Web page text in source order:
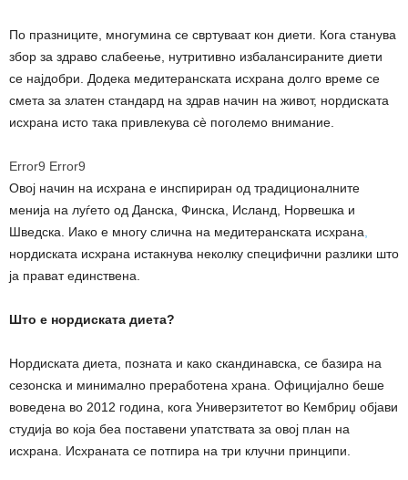
По празниците, многумина се свртуваат кон диети. Кога станува
збор за здраво слабеење, нутритивно избалансираните диети
се најдобри. Додека медитеранската исхрана долго време се
смета за златен стандард на здрав начин на живот, нордиската
исхрана исто така привлекува сè поголемо внимание.
Error9 Error9
Овој начин на исхрана е инспириран од традиционалните
менија на луѓето од Данска, Финска, Исланд, Норвешка и
Шведска. Иако е многу слична на медитеранската исхрана,
нордиската исхрана истакнува неколку специфични разлики што
ја прават единствена.
Што е нордиската диета?
Нордиската диета, позната и како скандинавска, се базира на
сезонска и минимално преработена храна. Официјално беше
воведена во 2012 година, кога Универзитетот во Кембриџ објави
студија во која беа поставени упатствата за овој план на
исхрана. Исхраната се потпира на три клучни принципи.